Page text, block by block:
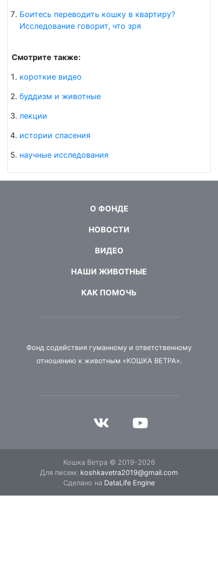
Боитесь переводить кошку в квартиру?
Исследование говорит, что зря
Смотрите также:
короткие видео
буддизм и животные
лекции
истории спасения
научные исследования
О ФОНДЕ
НОВОСТИ
ВИДЕО
НАШИ ЖИВОТНЫЕ
КАК ПОМОЧЬ
Фонд содействия гуманному и ответственному
отношению к животным «КОШКА ВЕТРА».
Кошка Ветра © 2019-2026
Для писем: koshkavetra2019@gmail.com
Сделано на DataLife Engine